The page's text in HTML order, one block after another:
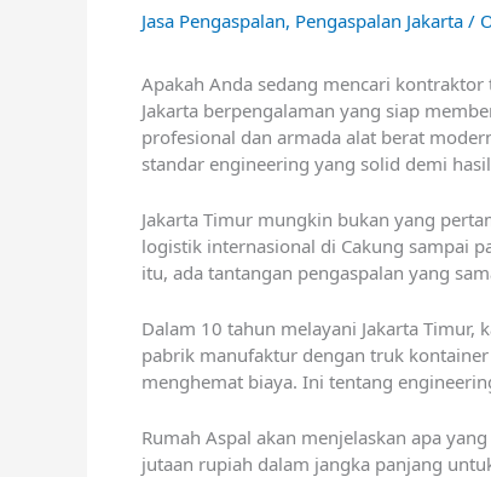
Jasa Pengaspalan, Pengaspalan Jakarta /
Apakah Anda sedang mencari
Jakarta berpengalaman yang siap
profesional dan armada alat berat
standar engineering yang solid demi
Jakarta Timur mungkin bukan yang
logistik internasional di Cakung sampai
itu, ada tantangan pengaspalan yang
Dalam 10 tahun melayani Jakarta
pabrik manufaktur dengan truk
menghemat biaya. Ini tentang
Rumah Aspal akan menjelaskan apa
jutaan rupiah dalam jangka panjang